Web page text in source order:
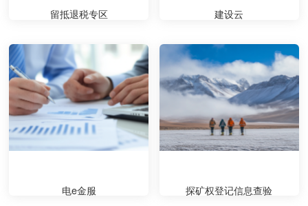
留抵退税专区 建设云
电e金服 探矿权登记信息查验